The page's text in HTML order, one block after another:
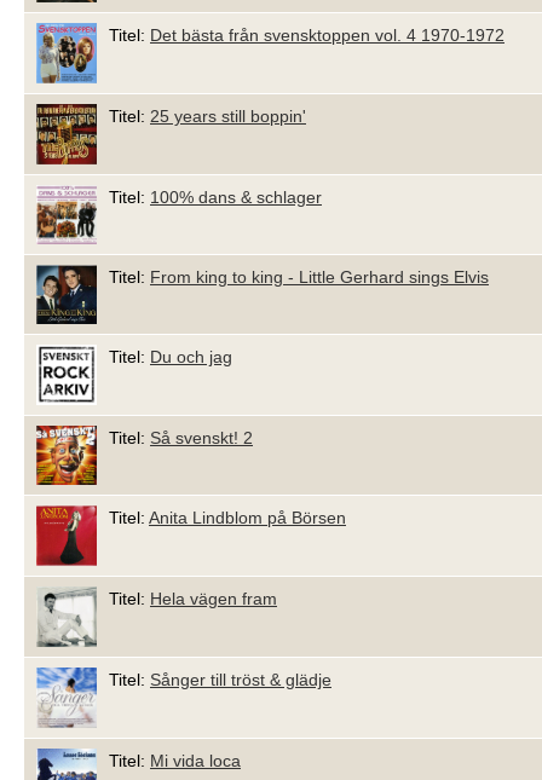
Titel: Det bästa från svensktoppen vol. 4 1970-1972
Titel: 25 years still boppin'
Titel: 100% dans & schlager
Titel: From king to king - Little Gerhard sings Elvis
Titel: Du och jag
Titel: Så svenskt! 2
Titel: Anita Lindblom på Börsen
Titel: Hela vägen fram
Titel: Sånger till tröst & glädje
Titel: Mi vida loca